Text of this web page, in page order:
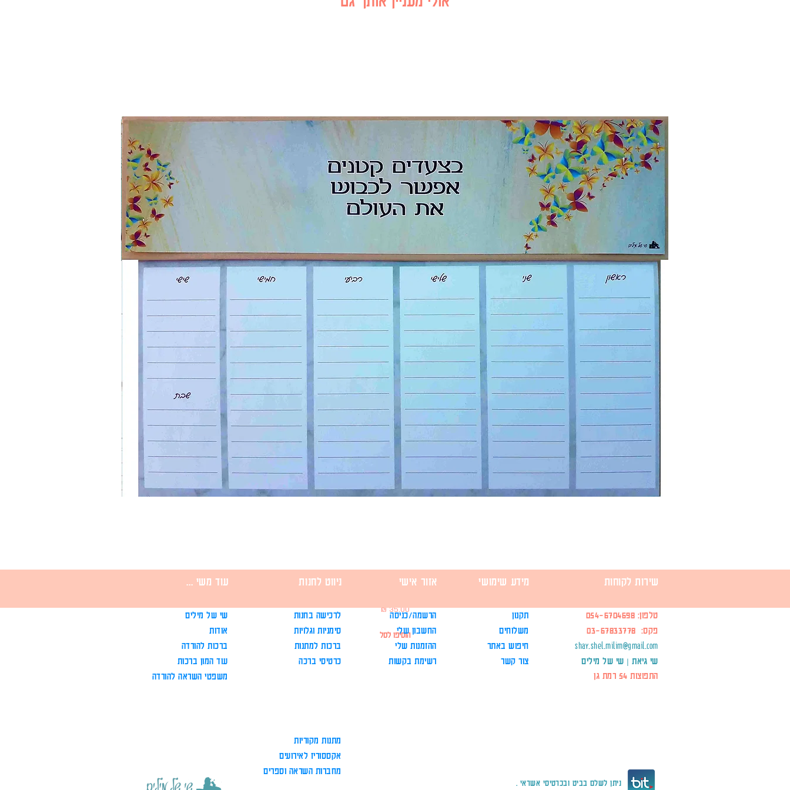
מחיר‏35.00 ‏₪
הוסיפו לסל
עוד משי ... ניווט לחנות אזור אישי מידע שימושי שירות לקוחות
שי של מילים
אודות
ברכות להורדה
עוד המון ברכות
משפטי השראה להורדה
לרכישה בחנות
סימניות וגלויות
ברכות למתנות
כרטיסי ברכה
הרשמה/כניסה
החשבון שלי
ההזמנות שלי
רשימת בקשות
תקנון
משלוחים
חיפוש באתר
צור קשר
טלפון: 054-6704698
פקס: 03-67833778
shay.shel.milim@gmail.com
שי גיאת | שי של מילים
התפוצות 54 רמת גן
מתנות מקוריות
אקססוריז לאירועים
מחברות השראה וספרים
ניתן לשלם בביט ובכרטיסי אשראי .